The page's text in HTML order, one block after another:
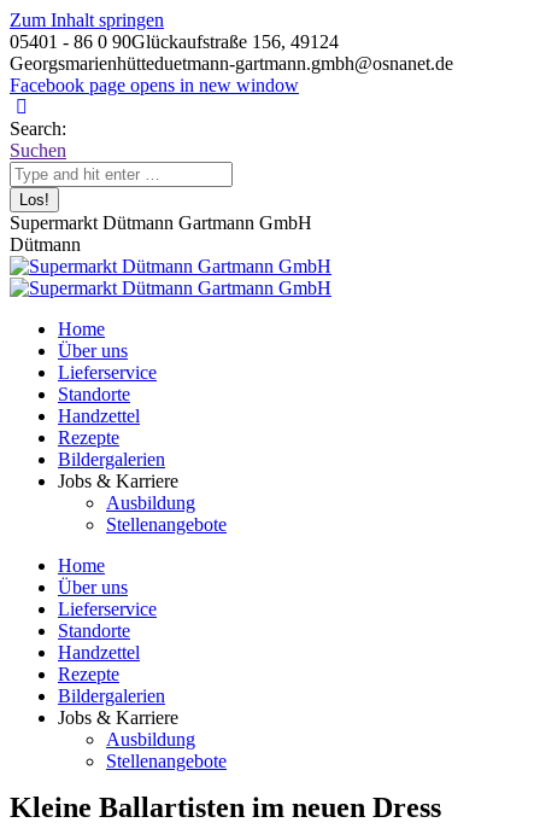
Zum Inhalt springen
05401 - 86 0 90Glückaufstraße 156, 49124
Georgsmarienhütteduetmann-gartmann.gmbh@osnanet.de
Facebook page opens in new window
Search:
Suchen
Supermarkt Dütmann Gartmann GmbH
Dütmann
Home
Über uns
Lieferservice
Standorte
Handzettel
Rezepte
Bildergalerien
Jobs & Karriere
Ausbildung
Stellenangebote
Home
Über uns
Lieferservice
Standorte
Handzettel
Rezepte
Bildergalerien
Jobs & Karriere
Ausbildung
Stellenangebote
Kleine Ballartisten im neuen Dress